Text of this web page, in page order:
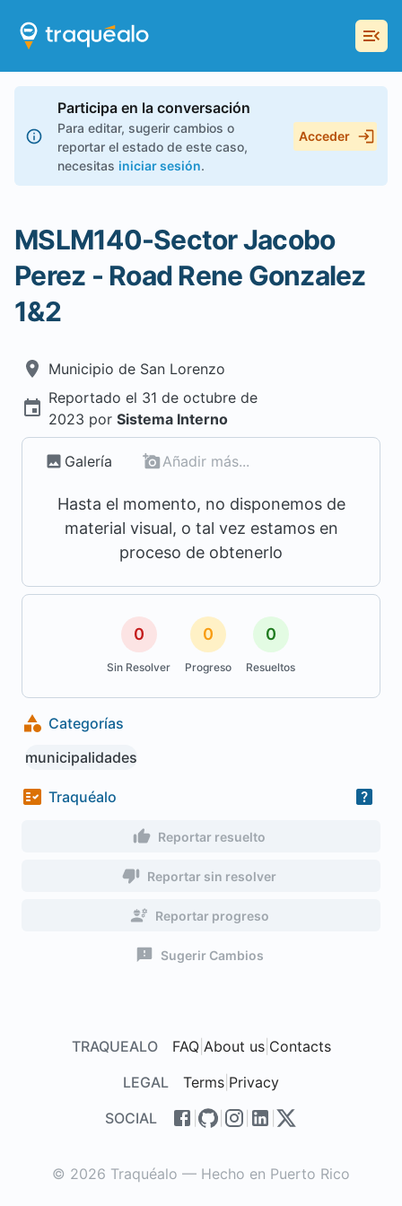
Participa en la conversación
Para editar, sugerir cambios o
reportar el estado de este caso,
necesitas iniciar sesión.
Acceder
MSLM140-Sector Jacobo
Perez - Road Rene Gonzalez
1&2
Municipio de San Lorenzo
Reportado el 31 de octubre de
2023 por Sistema Interno
Galería Añadir más...
Hasta el momento, no disponemos de
material visual, o tal vez estamos en
proceso de obtenerlo
0
Sin Resolver
0
Progreso
0
Resueltos
Categorías
municipalidades
Traquéalo
Reportar resuelto
Reportar sin resolver
Reportar progreso
Sugerir Cambios
TRAQUEALO FAQ| About us| Contacts
LEGAL
Terms Privacy
SOCIAL
© 2026 Traquéalo — Hecho en Puerto Rico